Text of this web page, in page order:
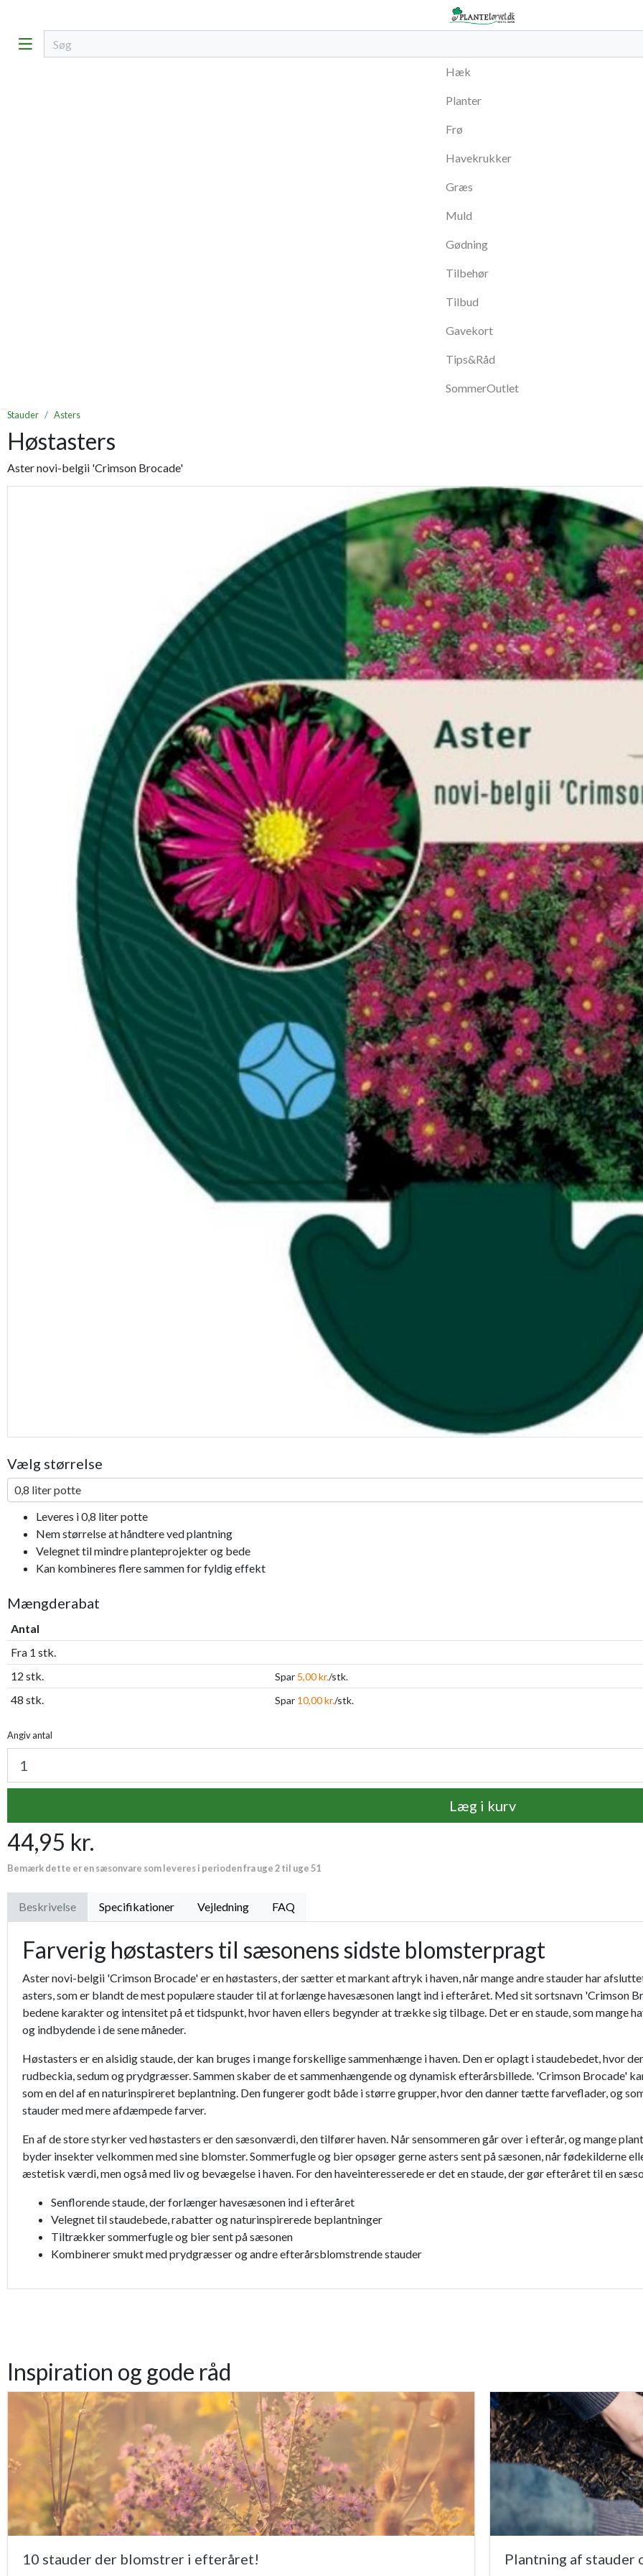
Hæk
Planter
Frø
Havekrukker
Græs
Muld
Gødning
Tilbehør
Tilbud
Gavekort
Tips&Råd
SommerOutlet
Stauder Asters
Høstasters
Aster novi-belgii 'Crimson Brocade'
Previous
Vælg størrelse
0,8 liter potte
Leveres i 0,8 liter potte
Nem størrelse at håndtere ved plantning
Velegnet til mindre planteprojekter og bede
Kan kombineres flere sammen for fyldig effekt
Mængderabat
Antal
Fra 1 stk.
12 stk.
Spar 5,00 kr./stk.
48 stk. Spar 10,00 kr./stk.
Angiv antal
Læg i kurv
44,95 kr.
Bemærk dette er en sæsonvare som leveres i perioden fra uge 2 til uge 51
Beskrivelse Specifikationer Vejledning FAQ
Farverig høstasters til sæsonens sidste blomsterpragt
Aster novi-belgii 'Crimson Brocade' er en høstasters, der sætter et markant aftryk i haven, når mange andre stauder har
asters, som er blandt de mest populære stauder til at forlænge havesæsonen langt ind i efteråret. Med sit sortsnavn 'Crimson
bedene karakter og intensitet på et tidspunkt, hvor haven ellers begynder at trække sig tilbage. Det er en staude, som mange
og indbydende i de sene måneder.
Høstasters er en alsidig staude, der kan bruges i mange forskellige sammenhænge i haven. Den er oplagt i staudebedet, hvor
rudbeckia, sedum og prydgræsser. Sammen skaber de et sammenhængende og dynamisk efterårsbillede. 'Crimson Brocade'
som en del af en naturinspireret beplantning. Den fungerer godt både i større grupper, hvor den danner tætte farveflader, og
stauder med mere afdæmpede farver.
En af de store styrker ved høstasters er den sæsonværdi, den tilfører haven. Når sensommeren går over i efterår, og mange
byder insekter velkommen med sine blomster. Sommerfugle og bier opsøger gerne asters sent på sæsonen, når fødekilderne
æstetisk værdi, men også med liv og bevægelse i haven. For den haveinteresserede er det en staude, der gør efteråret til en
Senflorende staude, der forlænger havesæsonen ind i efteråret
Velegnet til staudebede, rabatter og naturinspirerede beplantninger
Tiltrækker sommerfugle og bier sent på sæsonen
Kombinerer smukt med prydgræsser og andre efterårsblomstrende stauder
Inspiration og gode råd
10 stauder der blomstrer i efteråret! Plantning af stauder